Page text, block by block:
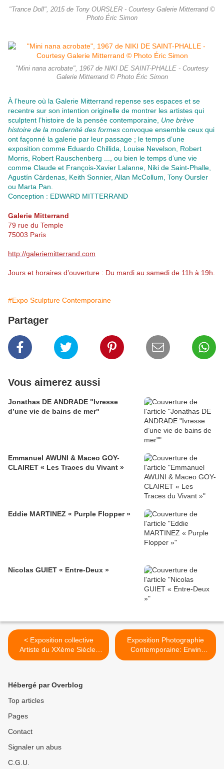
"Trance Doll", 2015 de Tony OURSLER - Courtesy Galerie Mitterrand ©
Photo Éric Simon
"Mini nana acrobate", 1967 de NIKI DE SAINT-PHALLE - Courtesy
Galerie Mitterrand © Photo Éric Simon
À l’heure où la Galerie Mitterrand repense ses espaces et se
recentre sur son intention originelle de montrer les artistes qui
sculptent l’histoire de la pensée contemporaine, Une brève
histoire de la modernité des formes convoque ensemble ceux qui
ont façonné la galerie par leur passage ; le temps d’une
exposition comme Eduardo Chillida, Louise Nevelson, Robert
Morris, Robert Rauschenberg ..., ou bien le temps d’une vie
comme Claude et François-Xavier Lalanne, Niki de Saint-Phalle,
Agustín Cárdenas, Keith Sonnier, Allan McCollum, Tony Oursler
ou Marta Pan.
Conception : EDWARD MITTERRAND
Galerie Mitterrand
79 rue du Temple
75003 Paris
http://galeriemitterrand.com
Jours et horaires d’ouverture : Du mardi au samedi de 11h à 19h.
#Expo Sculpture Contemporaine
Partager
Vous aimerez aussi
Jonathas DE ANDRADE "Ivresse
d’une vie de bains de mer"
Emmanuel AWUNI & Maceo GOY-
CLAIRET « Les Traces du Vivant »
Eddie MARTINEZ « Purple Flopper »
Nicolas GUIET « Entre-Deux »
< Exposition collective
Artiste du XXème Siècle:
Compagnons de Route
Exposition Photographie
Contemporaine: Erwin
OLAF "Palm Springs" >
Hébergé par Overblog
Top articles
Pages
Contact
Signaler un abus
C.G.U.